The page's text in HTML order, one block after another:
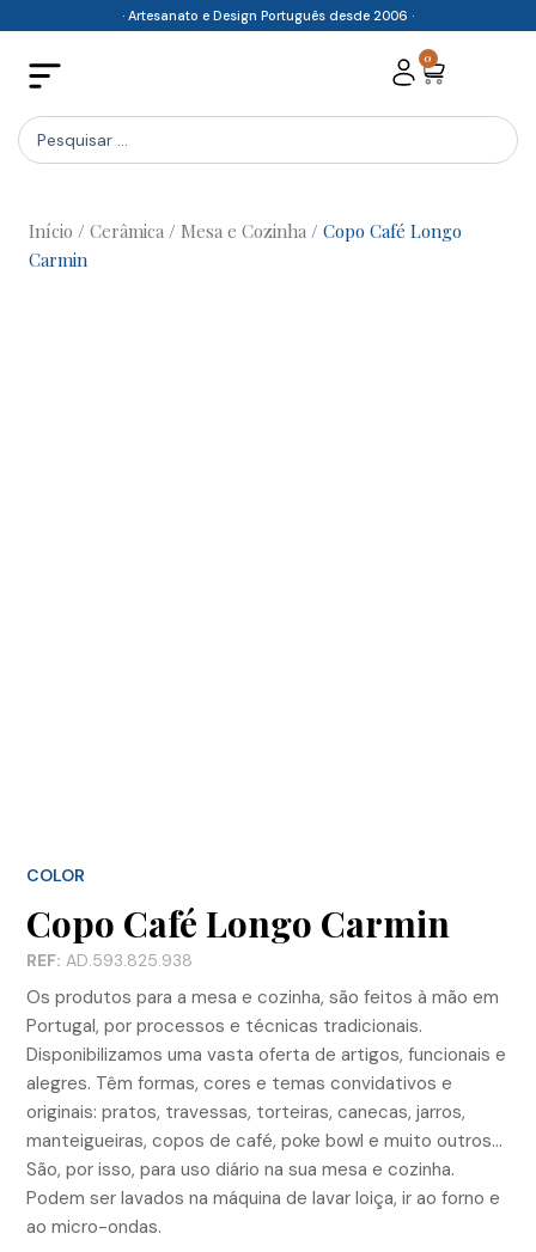
content
· Artesanato e Design Português desde 2006 ·
0
Cart
Search
...
Início / Cerâmica / Mesa e Cozinha / Copo Café Longo
Carmin
COLOR
Copo Café Longo Carmin
REF: AD.593.825.938
Os produtos para a mesa e cozinha, são feitos à mão em
Portugal, por processos e técnicas tradicionais.
Disponibilizamos uma vasta oferta de artigos, funcionais e
alegres. Têm formas, cores e temas convidativos e
originais: pratos, travessas, torteiras, canecas, jarros,
manteigueiras, copos de café, poke bowl e muito outros…
São, por isso, para uso diário na sua mesa e cozinha.
Podem ser lavados na máquina de lavar loiça, ir ao forno e
ao micro-ondas.